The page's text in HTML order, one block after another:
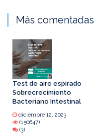
Más comentadas
Test de aire espirado
Sobrecrecimiento
Bacteriano Intestinal
diciembre 12, 2023
(150647)
(3)